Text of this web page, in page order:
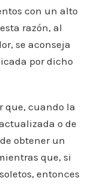
con un alto
razón, al
se aconseja
por dicho
que, cuando la
o de
obtener un
que, si
entonces